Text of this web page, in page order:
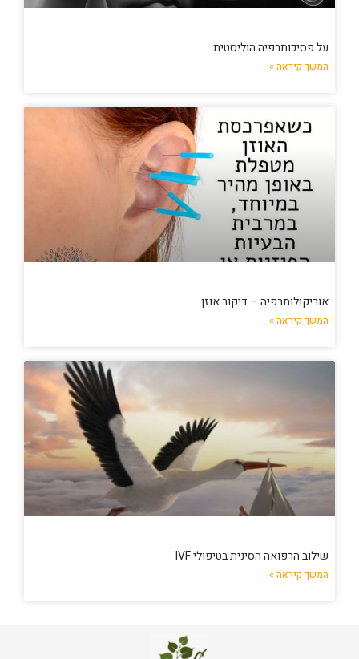
על פסיכותרפיה הוליסטית
המשך קיראה »
אוריקולותרפיה – דיקור אוזן
המשך קיראה »
שילוב הרפואה הסינית בטיפולי IVF
המשך קיראה »